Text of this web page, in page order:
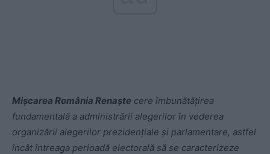
Mișcarea România Renaște cere îmbunătățirea
fundamentală a administrării alegerilor în vederea
organizării alegerilor prezidențiale și parlamentare, astfel
încât întreaga perioadă electorală să se caracterizeze